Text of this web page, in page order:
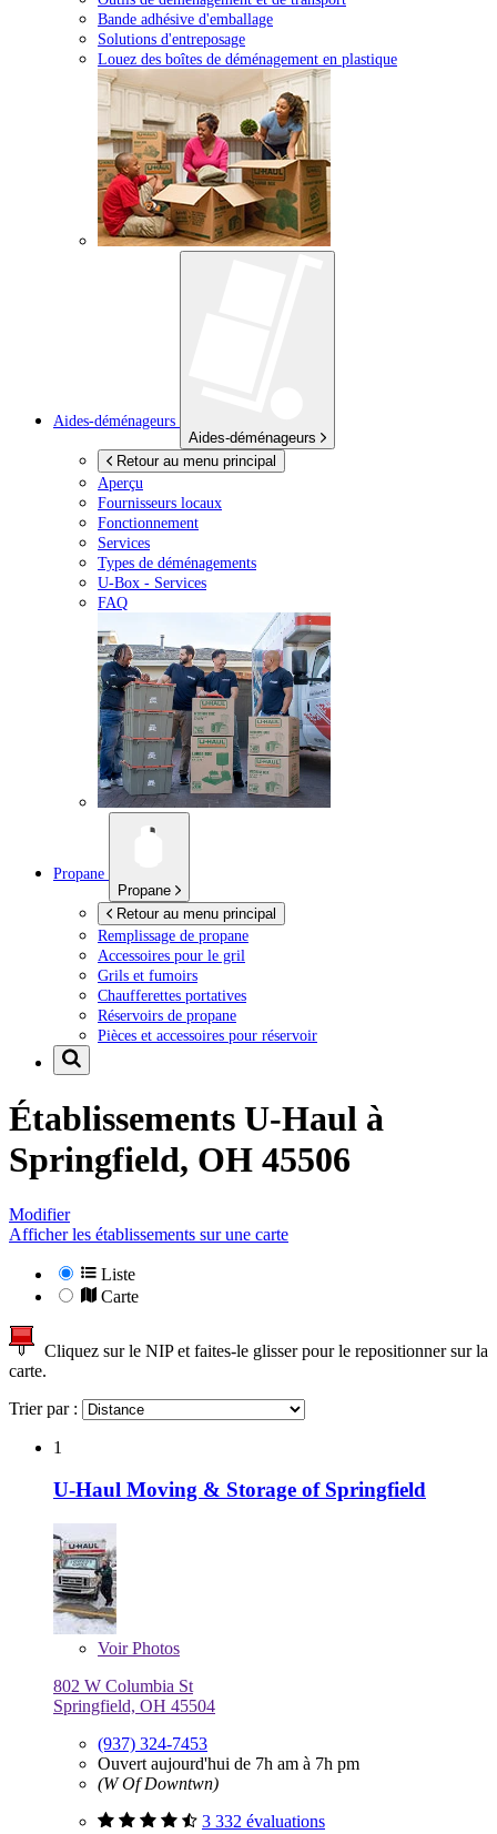
Bande adhésive d'emballage
Solutions d'entreposage
Louez des boîtes de déménagement en plastique
Aides-déménageurs
Aides-déménageurs
Retour au menu principal
Aperçu
Fournisseurs locaux
Fonctionnement
Services
Types de déménagements
U-Box - Services
FAQ
Propane
Propane
Retour au menu principal
Remplissage de propane
Accessoires pour le gril
Grils et fumoirs
Chaufferettes portatives
Réservoirs de propane
Pièces et accessoires pour réservoir
Établissements U-Haul à
Springfield, OH 45506
Modifier
Afficher les établissements sur une carte
Liste
Carte
Cliquez sur le NIP et faites-le glisser pour le repositionner sur la
carte.
Trier par :
1
U-Haul Moving & Storage of Springfield
VoirPhotos
802 W Columbia St
Springfield, OH 45504
(937) 324-7453
Ouvert aujourd'hui de 7h am à 7h pm
(W Of Downtwn)
3 332 évaluations